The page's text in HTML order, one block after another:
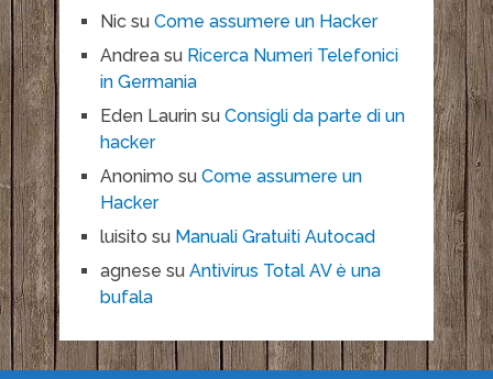
Nicsu Come assumere un Hacker
Andreasu Ricerca Numeri Telefonici
in Germania
Eden Laurinsu Consigli da parte di un
hacker
Anonimo su Come assumere un
Hacker
luisito su Manuali Gratuiti Autocad
agnese su Antivirus Total AV è una
bufala